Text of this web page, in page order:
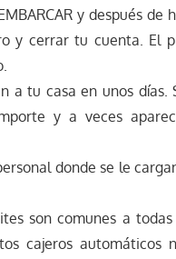
y después de
y cerrar tu cuenta. El
a tu casa en unos días.
y a veces
donde se le
son comunes a
cajeros automáticos